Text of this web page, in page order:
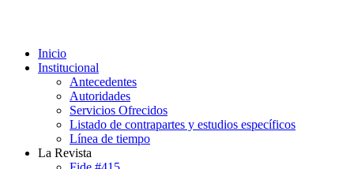
Inicio
Institucional
Antecedentes
Autoridades
Servicios Ofrecidos
Listado de contrapartes y estudios específicos
Línea de tiempo
La Revista